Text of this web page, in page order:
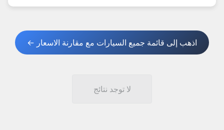
اذهب إلى قائمة جميع السيارات مع مقارنة الاسعار ←
لا توجد نتائج